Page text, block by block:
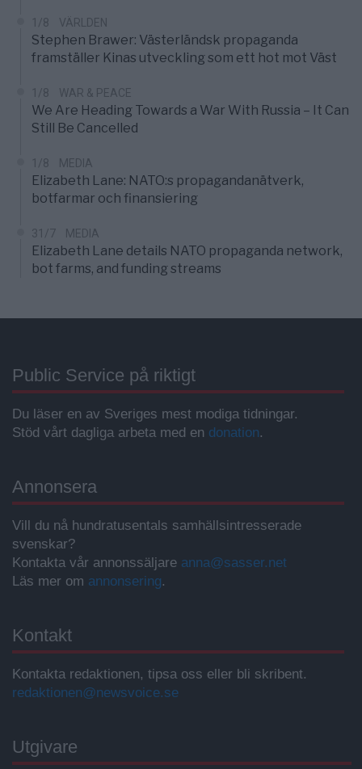
1/8 VÄRLDEN
Stephen Brawer: Västerländsk propaganda
framställer Kinas utveckling som ett hot mot Väst
1/8 WAR & PEACE
We Are Heading Towards a War With Russia – It Can
Still Be Cancelled
1/8 MEDIA
Elizabeth Lane: NATO:s propagandanätverk,
botfarmar och finansiering
31/7 MEDIA
Elizabeth Lane details NATO propaganda network,
bot farms, and funding streams
Public Service på riktigt
Du läser en av Sveriges mest modiga tidningar.
Stöd vårt dagliga arbeta med en donation.
Annonsera
Vill du nå hundratusentals samhällsintresserade
svenskar?
Kontakta vår annonssäljare anna@sasser.net
Läs mer om annonsering.
Kontakt
Kontakta redaktionen, tipsa oss eller bli skribent.
redaktionen@newsvoice.se
Utgivare